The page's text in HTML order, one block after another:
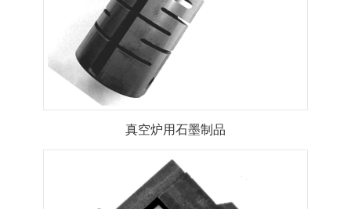
真空炉用石墨制品